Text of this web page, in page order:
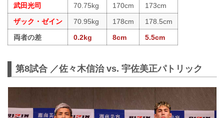
武田光司
70.75kg 170cm
173cm
ザック・ゼイン
70.95kg 178cm
178.5cm
両者の差
0.2kg 8cm 5.5cm
第8試合 ／佐々木信治 vs. 宇佐美正パトリック